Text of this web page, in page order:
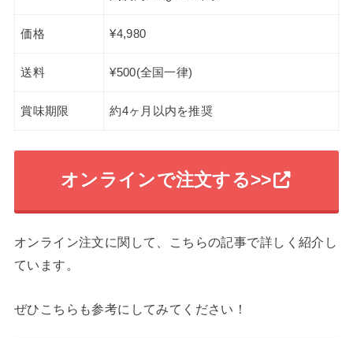
価格 ¥4,980
送料 ¥500(全国一律)
賞味期限 約4ヶ月以内を推奨
オンラインで注文する>>
オンライン注文に関して、こちらの記事で詳しく紹介し
ています。
ぜひこちらも参考にしてみてください！